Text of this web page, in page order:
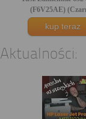
(F6V25AE)
kup teraz
Aktualności: